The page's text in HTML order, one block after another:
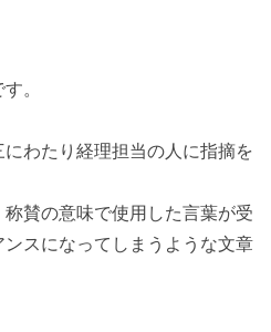
。
わたり経理担当の人に指摘を
賛の意味で使用した言葉が受
スになってしまうような文章